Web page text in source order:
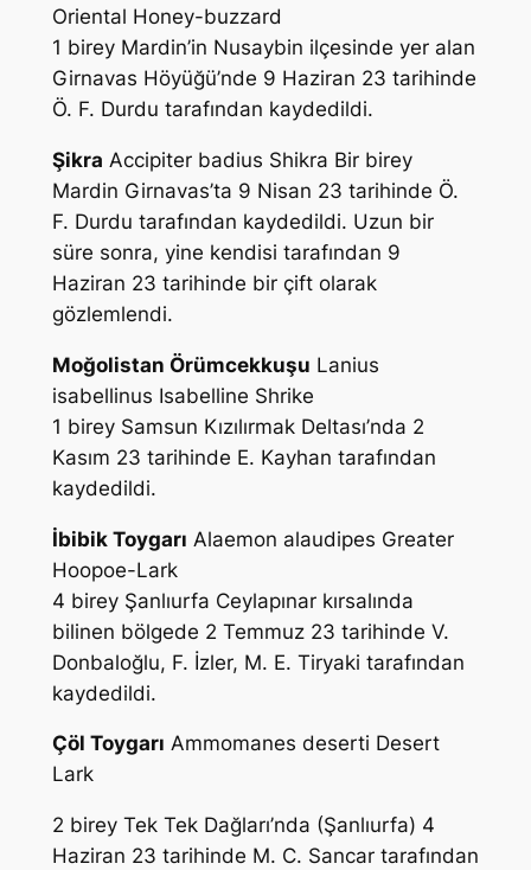
Oriental Honey-buzzard
1 birey Mardin’in Nusaybin ilçesinde yer alan
Girnavas Höyüğü’nde 9 Haziran 23 tarihinde
Ö. F. Durdu tarafından kaydedildi.
Şikra Accipiter badius Shikra Bir birey
Mardin Girnavas’ta 9 Nisan 23 tarihinde Ö.
F. Durdu tarafından kaydedildi. Uzun bir
süre sonra, yine kendisi tarafından 9
Haziran 23 tarihinde bir çift olarak
gözlemlendi.
Moğolistan Örümcekkuşu Lanius
isabellinus Isabelline Shrike
1 birey Samsun Kızılırmak Deltası’nda 2
Kasım 23 tarihinde E. Kayhan tarafından
kaydedildi.
İbibik Toygarı Alaemon alaudipes Greater
Hoopoe-Lark
4 birey Şanlıurfa Ceylapınar kırsalında
bilinen bölgede 2 Temmuz 23 tarihinde V.
Donbaloğlu, F. İzler, M. E. Tiryaki tarafından
kaydedildi.
Çöl Toygarı Ammomanes deserti Desert
Lark
2 birey Tek Tek Dağları’nda (Şanlıurfa) 4
Haziran 23 tarihinde M. C. Sancartarafından